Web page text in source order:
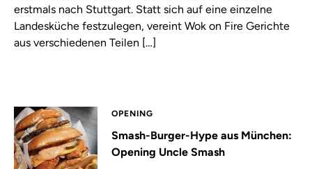
erstmals nach Stuttgart. Statt sich auf eine einzelne
Landesküche festzulegen, vereint Wok on Fire Gerichte
aus verschiedenen Teilen […]
OPENING
Smash-Burger-Hype aus München:
Opening Uncle Smash